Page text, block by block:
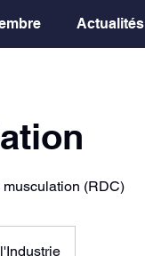
Actualités
(RDC)